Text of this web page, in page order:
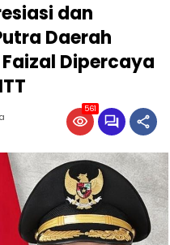
dan
Daerah
Dipercaya
561